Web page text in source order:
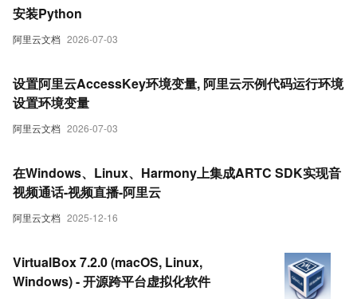
阿里云文档 2026-07-03
安装Python
阿里云文档 2026-07-03
设置阿里云AccessKey环境变量, 阿里云示例代码运行环境
设置环境变量
阿里云文档 2025-12-16
在Windows、Linux、Harmony上集成ARTC SDK实现音
视频通话-视频直播-阿里云
VirtualBox 7.2.0 (macOS, Linux,
Windows) - 开源跨平台虚拟化软件